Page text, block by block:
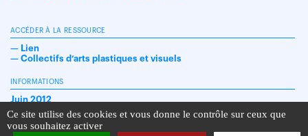
ACCÉDER À LA RESSOURCE
— Lien
— Collectifs d’arts plastiques et visuels
INFORMATIONS
Juin 2012
Ce site utilise des cookies et vous donne le contrôle sur ceux que
vous souhaitez activer